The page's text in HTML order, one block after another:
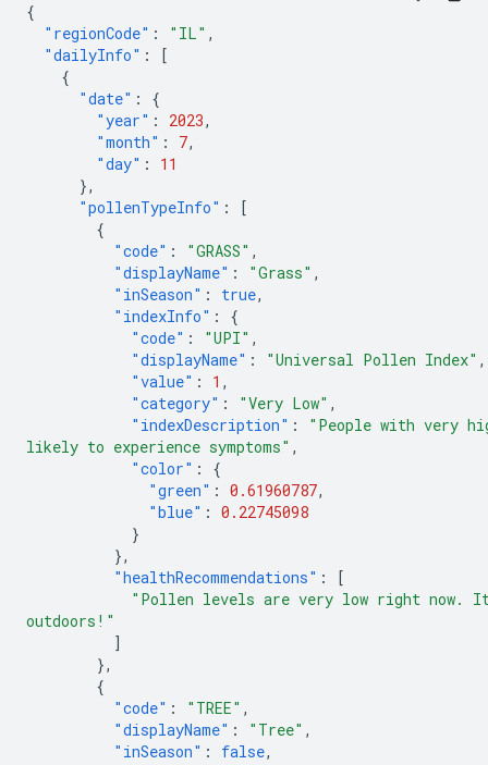
{
"regionCode" : "IL" ,
"dailyInfo" :
[
{
"date" :
{
"year" : 2023,
"month" : 7,
"day" :
11
},
"pollenTypeInfo" :
[
{
"code" : "GRASS" ,
"displayName" : "Grass" ,
"inSeason" : true,
"indexInfo" :
{
"code" : "UPI" ,
"displayName" : "Universal Pollen Index" ,
"value" : 1 ,
"category" : "Very Low" ,
"indexDescription" :
"People with very
likely to experience symptoms" ,
"color" :
{
"green" : 0.61960787,
"blue" : 0.22745098
}
},
"healthRecommendations" :
[
"Pollen levels are very low right now.
outdoors!"
]
},
{
"code" : "TREE" ,
"displayName" : "Tree" ,
"inSeason" : false,